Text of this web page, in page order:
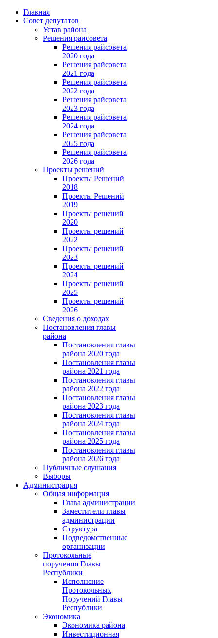
Главная
Совет депутатов
Устав района
Решения райсовета
Решения райсовета
2020 года
Решения райсовета
2021 года
Решения райсовета
2022 года
Решения райсовета
2023 года
Решения райсовета
2024 года
Решения райсовета
2025 года
Решения райсовета
2026 года
Проекты решений
Проекты Решений
2018
Проекты Решений
2019
Проекты решений
2020
Проекты решений
2022
Проекты решений
2023
Проекты решений
2024
Проекты решений
2025
Проекты решений
2026
Сведения о доходах
Постановления главы
района
Постановления главы
района 2020 года
Постановления главы
района 2021 года
Постановления главы
района 2022 года
Постановления главы
района 2023 года
Постановления главы
района 2024 года
Постановления главы
района 2025 года
Постановления главы
района 2026 года
Публичные слушания
Выборы
Администрация
Общая информация
Глава администрации
Заместители главы
администрации
Структура
Подведомственные
организации
Протокольные
поручения Главы
Республики
Исполнение
Протокольных
Поручений Главы
Республики
Экономика
Экономика района
Инвестиционная